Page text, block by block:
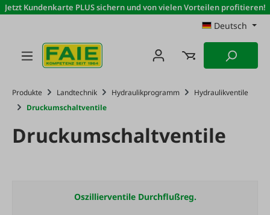
Zum Hauptinhalt springen
Jetzt Kundenkarte PLUS sichern und von vielen Vorteilen profitieren!
Deutsch
Produkte Landtechnik Hydraulikprogramm
Hydraulikventile
Druckumschaltventile
Druckumschaltventile
Oszillierventile Durchflußreg.